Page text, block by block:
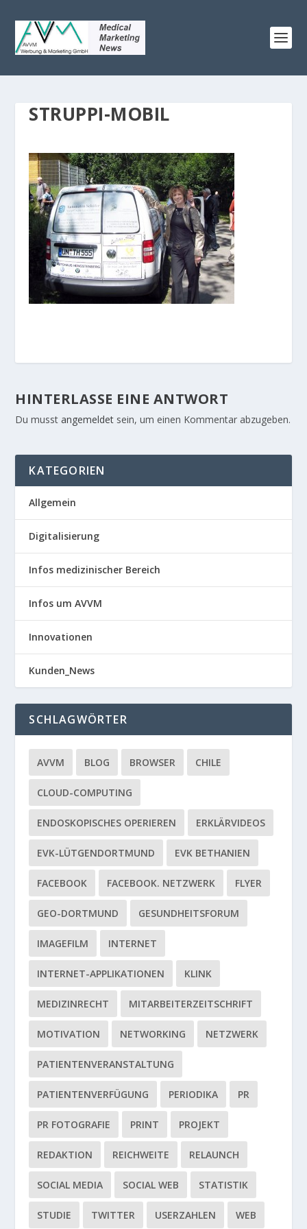
STRUPPI-MOBIL
HINTERLASSE EINE ANTWORT
Du musstangemeldet sein, um einen Kommentar abzugeben.
KATEGORIEN
Allgemein
Digitalisierung
Infos medizinischer Bereich
Infos um AVVM
Innovationen
Kunden_News
SCHLAGWÖRTER
AVVM BLOG BROWSER CHILE
CLOUD-COMPUTING
ENDOSKOPISCHES OPERIEREN ERKLÄRVIDEOS
EVK-LÜTGENDORTMUND EVK BETHANIEN
FACEBOOK FACEBOOK. NETZWERK FLYER
GEO-DORTMUND GESUNDHEITSFORUM
IMAGEFILM INTERNET
INTERNET-APPLIKATIONEN KLINK
MEDIZINRECHT MITARBEITERZEITSCHRIFT
MOTIVATION NETWORKING NETZWERK
PATIENTENVERANSTALTUNG
PATIENTENVERFÜGUNG PERIODIKA PR
PR FOTOGRAFIE PRINT PROJEKT
REDAKTION REICHWEITE RELAUNCH
SOCIAL MEDIA SOCIAL WEB STATISTIK
STUDIE TWITTER USERZAHLEN WEB